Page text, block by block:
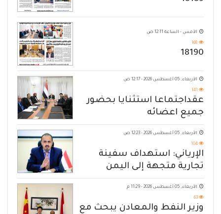
الأمس - الساعة 12:11 ص
168
18190
الأربعاء, 05 أغسطس 2026 - 12:17 ص
141
عقداجتماعا استثنايا بحضور
جميع اعضائه
الأربعاء, 05 أغسطس 2026 - 12:23 ص
104
الإرياني: استهداف سفينة
تجارية متجهة إلى اليمن
يكشف حصار الحوثي للشعب
الأربعاء, 05 أغسطس 2026 - 11:29 م
63
وزير النفط والمعادن يبحث مع